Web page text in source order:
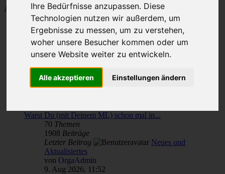
Ihre Bedürfnisse anzupassen. Diese
Technologien nutzen wir außerdem, um
Ergebnisse zu messen, um zu verstehen,
woher unsere Besucher kommen oder um
unsere Website weiter zu entwickeln.
Alle akzeptieren Einstellungen ändern
Aktuelle Zeit: 10. Aug 2026, 06:39
M-Klasse-Foren W163 W164 W166 V167
Themen
Beiträge
Letzter Beitrag
von & für M-Klasse- und MLCD-Interessierte
Unterforen:
Warst Du (mit Deinem ML) schon mal in...
70 Themen
1908 Beiträge
Letzter Beitrag
Neues und
Aktualisiertes
von OrgaAdmin
9. Aug 2026, 11:52